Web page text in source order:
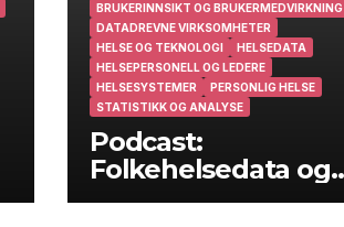
BRUKERINNSIKT OG BRUKERMEDVIRKNING
DATADREVNE VIRKSOMHETER
HELSE OG TEKNOLOGI
HELSEDATA
HELSEPERSONELL OG LEDERE
HELSESYSTEMER
PERSONLIG HELSE
STATISTIKK OG ANALYSE
Podcast:
Folkehelsedata og
folkehelsearbeid i